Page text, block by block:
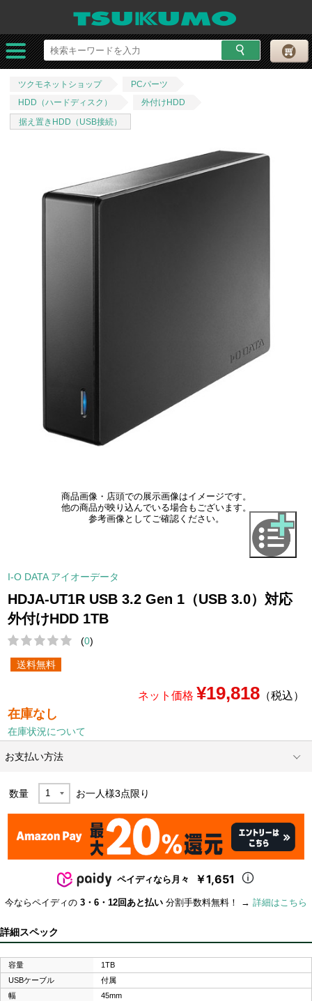
ツクモネットショップ
PCパーツ
HDD（ハードディスク）
外付けHDD
据え置きHDD（USB接続）
商品画像・店頭での展示画像はイメージです。
他の商品が映り込んでいる場合もございます。
参考画像としてご確認ください。
I-O DATA アイオーデータ
HDJA-UT1R USB 3.2 Gen 1（USB 3.0）対応
外付けHDD 1TB
(0)
送料無料
ネット価格 ¥19,818（税込）
在庫なし
在庫状況について
お支払い方法
数量 お一人様3点限り
ペイディなら月々 ￥1,651
今ならペイディの 3・6・12回あと払い 分割手数料無料！ → 詳細はこちら
詳細スペック
容量
1TB
USBケーブル
付属
幅
45mm